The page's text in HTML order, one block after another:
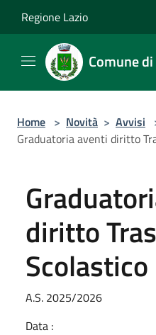
Regione Lazio
Comune
Home > Novità > Avvisi
Graduatoria aventi diritto
diritto
Scolastico
A.S. 2025/2026
Data :